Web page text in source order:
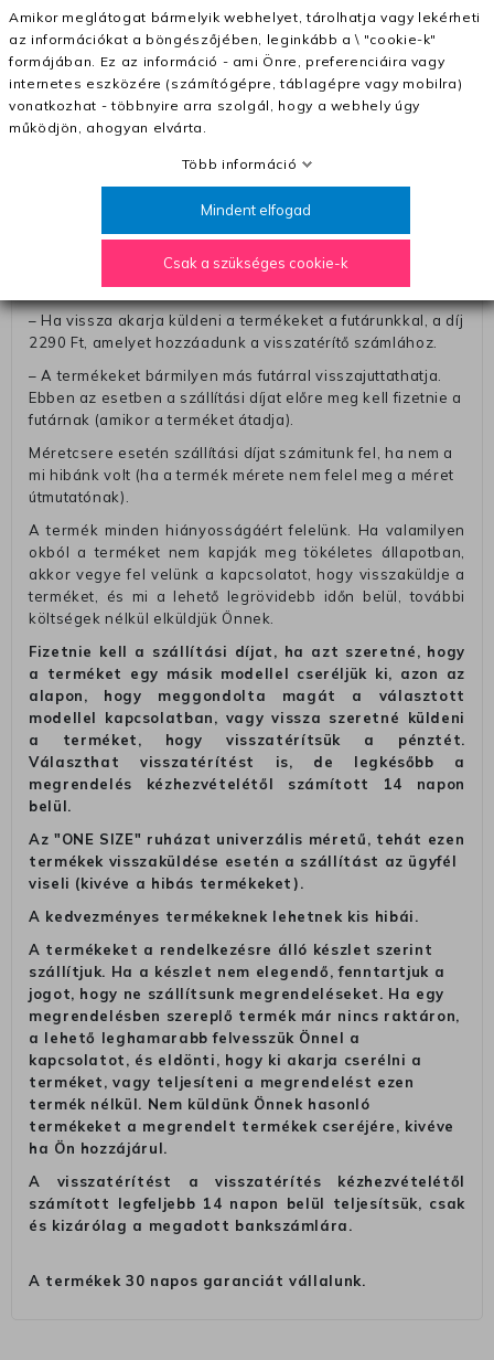
– A kapott termék cseréjéért 3780 Ft szállítási díjat
számolunk fel (oda -vissza út)
Pénzvisszatérítés:
A pénz visszatérítéséhez küldjük a futárt, hogy vegye át
Öntől a terméket/termékeket, vagy más futárral is
azonosítása érdekében tegyen egy megjegyzést, amelyre
felírja telefonszámát/rendelési számát. Az eljárás
egyszerűsítése érdekében kérjük, hogy erre a jegyre írja
rá a számla IBAN-számát és a számlatulajdonos nevét.
– Ha vissza akarja küldeni a termékeket a futárunkkal, a díj
2290 Ft, amelyet hozzáadunk a visszatérítő számlához.
– A termékeket bármilyen más futárral visszajuttathatja.
Ebben az esetben a szállítási díjat előre meg kell fizetnie a
futárnak (amikor a terméket átadja).
Méretcsere esetén szállítási díjat számitunk fel, ha nem a
mi hibánk volt (ha a termék mérete nem felel meg a méret
útmutatónak).
A termék minden hiányosságáért felelünk. Ha valamilyen
okból a terméket nem kapják meg tökéletes állapotban,
akkor vegye fel velünk a kapcsolatot, hogy visszaküldje a
terméket, és mi a lehető legrövidebb időn belül, további
költségek nélkül elküldjük Önnek.
Fizetnie kell a szállítási díjat, ha azt szeretné, hogy
a terméket egy másik modellel cseréljük ki, azon az
alapon, hogy meggondolta magát a választott
modellel kapcsolatban, vagy vissza szeretné küldeni
a terméket, hogy visszatérítsük a pénztét.
Választhat visszatérítést is, de legkésőbb a
megrendelés kézhezvételétől számított 14 napon
belül.
Az "ONE SIZE" ruházat univerzális méretű, tehát ezen
termékek visszaküldése esetén a szállítást az ügyfél
viseli (kivéve a hibás termékeket).
A kedvezményes termékeknek lehetnek kis hibái.
A termékeket a rendelkezésre álló készlet szerint
szállítjuk. Ha a készlet nem elegendő, fenntartjuk a
jogot, hogy ne szállítsunk megrendeléseket. Ha egy
megrendelésben szereplő termék már nincs raktáron,
a lehető leghamarabb felvesszük Önnel a
kapcsolatot, és eldönti, hogy ki akarja cserélni a
terméket, vagy teljesíteni a megrendelést ezen
termék nélkül. Nem küldünk Önnek hasonló
termékeket a megrendelt termékek cseréjére, kivéve
ha Ön hozzájárul.
A visszatérítést a visszatérítés kézhezvételétől
számított legfeljebb 14 napon belül teljesítsük, csak
és kizárólag a megadott bankszámlára.
A termékek 30 napos garanciát vállalunk.
Amikor meglátogat bármelyik webhelyet, tárolhatja vagy lekérheti
az információkat a böngészőjében, leginkább a \ "cookie-k"
formájában. Ez az információ - ami Önre, preferenciáira vagy
internetes eszközére (számítógépre, táblagépre vagy mobilra)
vonatkozhat - többnyire arra szolgál, hogy a webhely úgy
működjön, ahogyan elvárta.
Több információ
Mindent elfogad
Csak a szükséges cookie-k